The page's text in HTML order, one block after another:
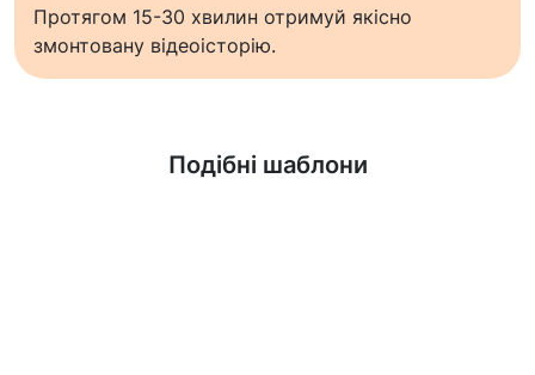
Протягом 15-30 хвилин отримуй якісно
змонтовану відеоісторію.
Подібні шаблони
Дізнатися більше